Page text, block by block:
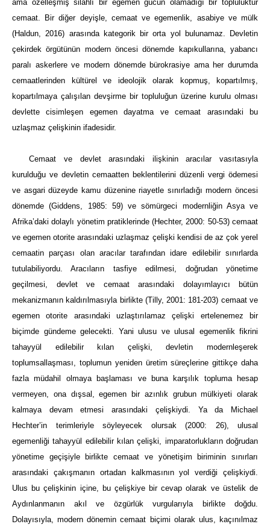
ama özelleşmiş silahlı bir egemen gücün olamadığı bir topluluktur
cemaat. Bir diğer deyişle, cemaat ve egemenlik, asabiye ve mülk
(Haldun, 2016) arasında kategorik bir orta yol bulunamaz. Devletin
çekirdek örgütünün modern öncesi dönemde kapıkullarına, yabancı
paralı askerlere ve modern dönemde bürokrasiye ama her durumda
cemaatlerinden kültürel ve ideolojik olarak kopmuş, kopartılmış,
kopartılmaya çalışılan devşirme bir topluluğun üzerine kurulu olması
devlette cisimleşen egemen dayatma ve cemaat arasındaki bu
uzlaşmaz çelişkinin ifadesidir.
Cemaat ve devlet arasındaki ilişkinin aracılar vasıtasıyla
kurulduğu ve devletin cemaatten beklentilerini düzenli vergi ödemesi
ve asgari düzeyde kamu düzenine riayetle sınırladığı modern öncesi
dönemde (Giddens, 1985: 59) ve sömürgeci modernliğin Asya ve
Afrika’daki dolaylı yönetim pratiklerinde (Hechter, 2000: 50-53) cemaat
ve egemen otorite arasındaki uzlaşmaz çelişki kendisi de az çok yerel
cemaatin parçası olan aracılar tarafından idare edilebilir sınırlarda
tutulabiliyordu. Aracıların tasfiye edilmesi, doğrudan yönetime
geçilmesi, devlet ve cemaat arasındaki dolayımlayıcı bütün
mekanizmanın kaldırılmasıyla birlikte (Tilly, 2001: 181-203) cemaat ve
egemen otorite arasındaki uzlaştırılamaz çelişki ertelenemez bir
biçimde gündeme gelecekti. Yani ulusu ve ulusal egemenlik fikrini
tahayyül edilebilir kılan çelişki, devletin modernleşerek
toplumsallaşması, toplumun yeniden üretim süreçlerine gittikçe daha
fazla müdahil olmaya başlaması ve buna karşılık topluma hesap
vermeyen, ona dışsal, egemen bir azınlık grubun mülkiyeti olarak
kalmaya devam etmesi arasındaki çelişkiydi. Ya da Michael
Hechter’in terimleriyle söyleyecek olursak (2000: 26), ulusal
egemenliği tahayyül edilebilir kılan çelişki, imparatorlukların doğrudan
yönetime geçişiyle birlikte cemaat ve yönetişim biriminin sınırları
arasındaki çakışmanın ortadan kalkmasının yol verdiği çelişkiydi.
Ulus bu çelişkinin içine, bu çelişkiye bir cevap olarak ve üstelik de
Aydınlanmanın akıl ve özgürlük vurgularıyla birlikte doğdu.
Dolayısıyla, modern dönemin cemaat biçimi olarak ulus, kaçınılmaz